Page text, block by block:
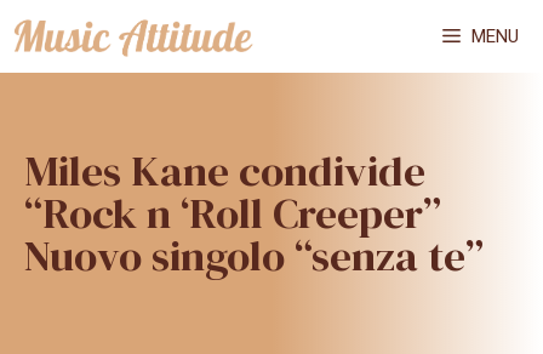
Vai
al
MENU
Miles Kane condivide
“Rock n ‘Roll Creeper”
Nuovo singolo “senza te”